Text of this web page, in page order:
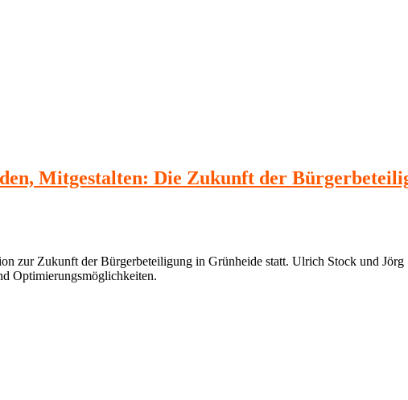
Mitgestalten: Die Zukunft der
zur Zukunft der Bürgerbeteiligung in Grünheide statt. Ulrich Stock und Jörg
Optimierungsmöglichkeiten.